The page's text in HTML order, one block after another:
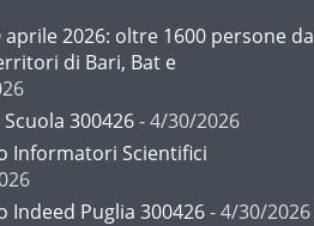
aprile 2026: oltre 1600 persone da
di Bari, Bat e
300426- 4/30/2026
Informatori Scientifici
Indeed Puglia 300426- 4/30/2026